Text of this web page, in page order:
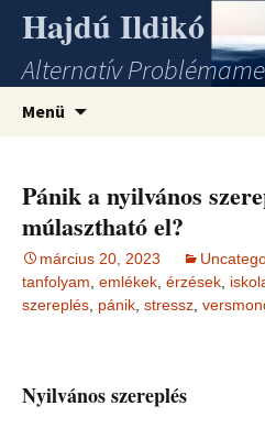
Hajdú Ildikó
Alternatív
Menü
Pánik a nyilvános
múlasztható el?
március 20, 2023
tanfolyam emlékek érzések
szereplés pánik stressz
Nyilvános szereplés